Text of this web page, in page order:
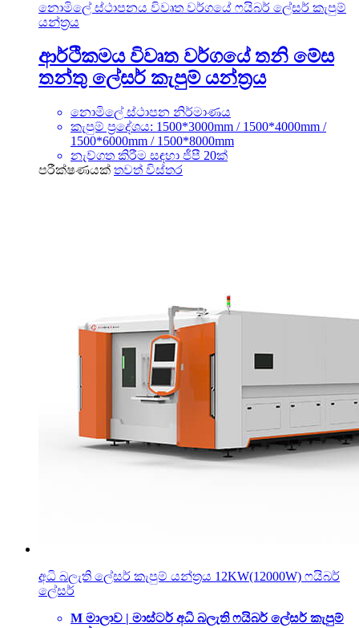
නොමිලේ ස්ථාපනය විවෘත වර්ගයේ ෆයිබර් ලේසර් කැපුම්
යන්ත්‍රය
ආර්ථිකමය විවෘත වර්ගයේ තනි මේස
තන්තු ලේසර් කැපුම් යන්ත්‍රය
නොමිලේ ස්ථාපන නිර්මාණය
කැපුම් ප්‍රදේශය: 1500*3000mm / 1500*4000mm /
1500*6000mm / 1500*8000mm
නැව්ගත කිරීම සඳහා ජීපී 20ක්
පරීක්ෂණයක් තවත් විස්තර
අධි බලැති ලේසර් කැපුම් යන්ත්‍රය 12KW(12000W) ෆයිබර්
ලේසර්
M මාලාව | මාස්ටර් අධි බලැති ෆයිබර් ලේසර් කැපුම්